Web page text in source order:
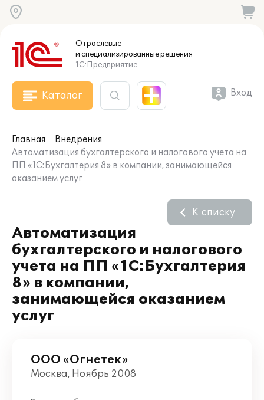
Отраслевые
и специализированныерешения
1С:Предприятие
Каталог Вход
Главная
Внедрения
Автоматизация бухгалтерского и налогового учета на
ПП «1С:Бухгалтерия 8» в компании, занимающейся
оказанием услуг
Автоматизация
бухгалтерского и налогового
учета на ПП «1С:Бухгалтерия
8» в компании,
занимающейся оказанием
услуг
К списку
ООО «Огнетек»
Москва, Ноябрь 2008